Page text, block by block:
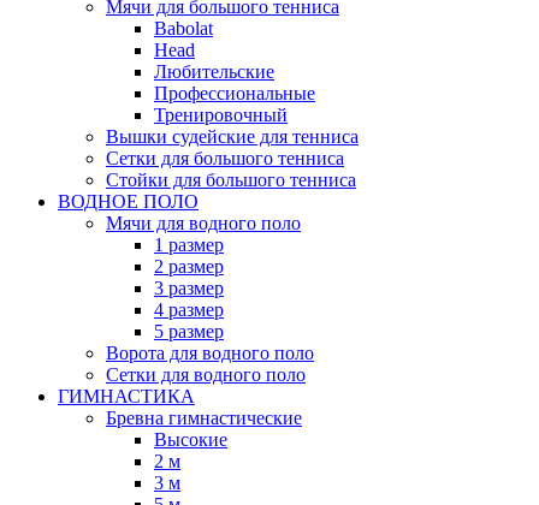
Мячи для большого тенниса
Babolat
Head
Любительские
Профессиональные
Тренировочный
Вышки судейские для тенниса
Сетки для большого тенниса
Стойки для большого тенниса
ВОДНОЕ ПОЛО
Мячи для водного поло
1 размер
2 размер
3 размер
4 размер
5 размер
Ворота для водного поло
Сетки для водного поло
ГИМНАСТИКА
Бревна гимнастические
Высокие
2 м
3 м